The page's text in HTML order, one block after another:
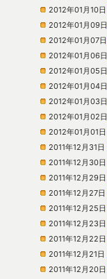
2012年01月10日
2012年01月09日
2012年01月07日
2012年01月06日
2012年01月05日
2012年01月04日
2012年01月03日
2012年01月02日
2012年01月01日
2011年12月31日
2011年12月30日
2011年12月29日
2011年12月27日
2011年12月25日
2011年12月23日
2011年12月22日
2011年12月21日
2011年12月20日